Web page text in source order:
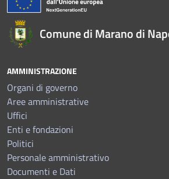
Comune di Marano di
AMMINISTRAZIONE
Organi di governo
Aree amministrative
Uffici
Enti e fondazioni
Politici
Personale amministrativo
Documenti e Dati